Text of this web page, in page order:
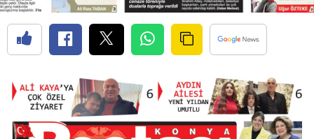
Eskişehir
Gaziantep
Gümüşhane
Hakkari